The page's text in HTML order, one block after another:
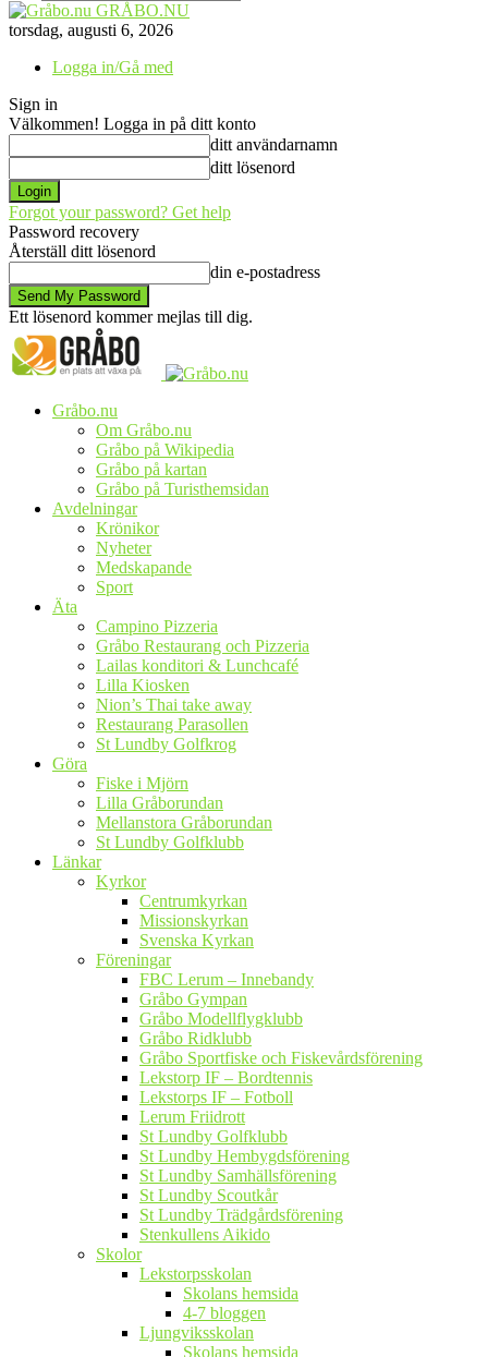
GRÅBO.NU
torsdag, augusti 6, 2026
Logga in/Gå med
Sign in
Välkommen! Logga in på ditt konto
ditt användarnamn
ditt lösenord
Forgot your password? Get help
Password recovery
Återställ ditt lösenord
din e-postadress
Ett lösenord kommer mejlas till dig.
Gråbo.nu
Om Gråbo.nu
Gråbo på Wikipedia
Gråbo på kartan
Gråbo på Turisthemsidan
Avdelningar
Krönikor
Nyheter
Medskapande
Sport
Äta
Campino Pizzeria
Gråbo Restaurang och Pizzeria
Lailas konditori & Lunchcafé
Lilla Kiosken
Nion’s Thai take away
Restaurang Parasollen
St Lundby Golfkrog
Göra
Fiske i Mjörn
Lilla Gråborundan
Mellanstora Gråborundan
St Lundby Golfklubb
Länkar
Kyrkor
Centrumkyrkan
Missionskyrkan
Svenska Kyrkan
Föreningar
FBC Lerum – Innebandy
Gråbo Gympan
Gråbo Modellflygklubb
Gråbo Ridklubb
Gråbo Sportfiske och Fiskevårdsförening
Lekstorp IF – Bordtennis
Lekstorps IF – Fotboll
Lerum Friidrott
St Lundby Golfklubb
St Lundby Hembygdsförening
St Lundby Samhällsförening
St Lundby Scoutkår
St Lundby Trädgårdsförening
Stenkullens Aikido
Skolor
Lekstorpsskolan
Skolans hemsida
4-7 bloggen
Ljungviksskolan
Skolans hemsida